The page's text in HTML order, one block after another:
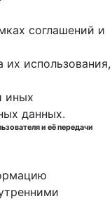
соглашений и
их использования,
иных
данных.
и её передачи